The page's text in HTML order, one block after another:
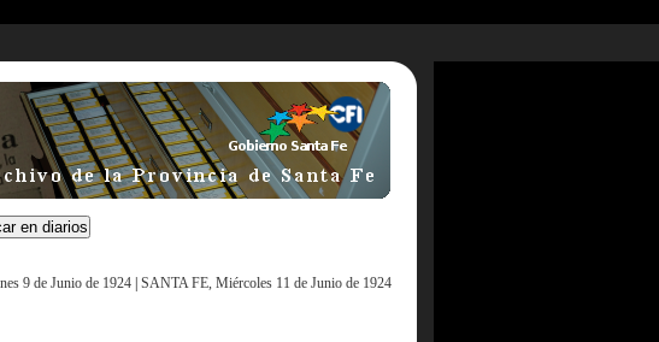
9 de Junio de 1924 SANTA FE, Miércoles 11 de Junio de 1924